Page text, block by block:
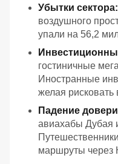
Убытки сектора:
воздушного
упали на 56,2
гостиничные
Иностранные
желая рисковать
Падение
авиахабы Дубая
маршруты через